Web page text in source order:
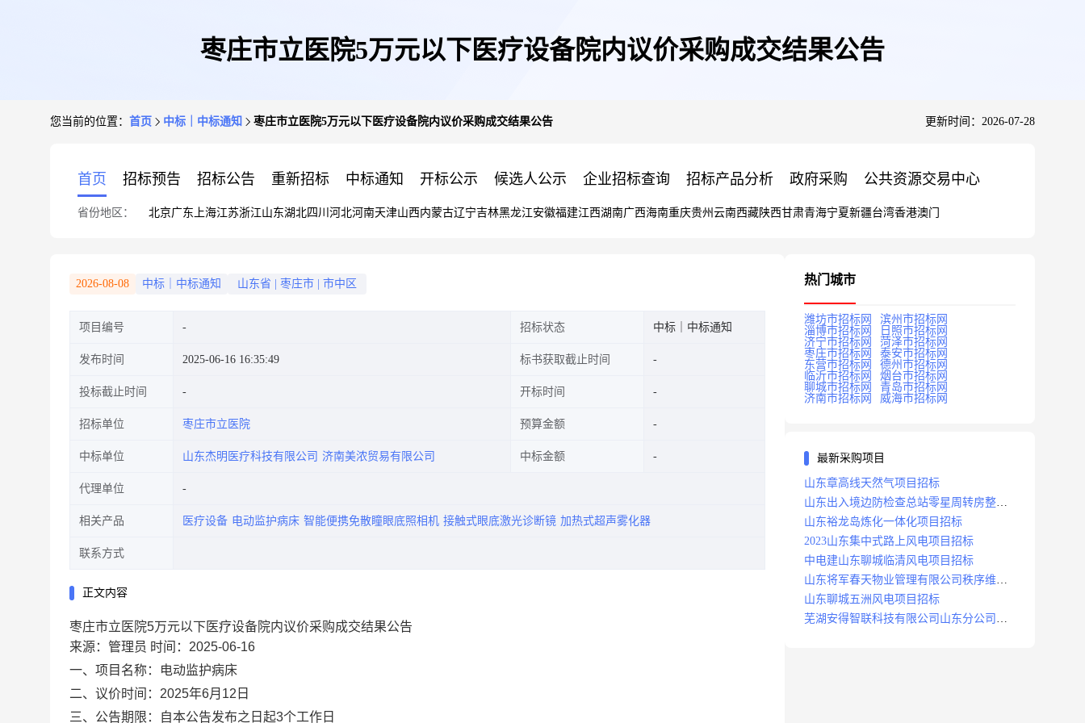
枣庄市立医院5万元以下医疗设备院内议价采购成交结果公告
您当前的位置： 首页 中标｜中标通知 枣庄市立医院5万元以下医疗设备院内议价采购成交结果公告 更新时间：2026-07-28
首页 招标预告 招标公告 重新招标 中标通知 开标公示 候选人公示 企业招标查询 招标产品分析 政府采购 公共资源交易中心
省份地区： 北京广东 上海江苏浙江山东湖北四川 河北河南天津山西内蒙古辽宁吉林黑龙江安徽福建江西湖南广西海南重庆贵州 云南西藏陕西甘肃青海宁夏新疆台湾香港澳门
2026-08-08 中标｜中标通知 山东省 枣庄市 市中区
项目编号 招标状态 中标｜中标通知
发布时间 2025-06-16 16:35:49 标书获取截止时间
投标截止时间 开标时间
招标单位 枣庄市立医院 预算金额
中标单位 山东杰明医疗科技有限公司 济南美浓贸易有限公司 中标金额
代理单位
相关产品 医疗设备 电动监护病床 智能便携免散瞳眼底照相机 接触式眼底激光诊断镜 加热式超声雾化器
联系方式
正文内容
枣庄市立医院5万元以下医疗设备院内议价采购成交结果公告
来源：管理员 时间：2025-06-16
一、项目名称：
电动监护病床
二、议价时间： 2025年6月12日
三、公告期限：
自本公告发布之日起3个工作日
热门城市
潍坊市招标网
滨州市招标网
淄博市招标网
日照市招标网
济宁市招标网
菏泽市招标网
枣庄市招标网
泰安市招标网
东营市招标网
德州市招标网
临沂市招标网
烟台市招标网
聊城市招标网
青岛市招标网
济南市招标网
威海市招标网
最新采购项目
山东章高线天然气项目招标
山东出入境边防检查总站零星周转房整修
项目招标中标
山东裕龙岛炼化一体化项目招标
2023山东集中式路上风电项目招标
中电建山东聊城临清风电项目招标
山东将军春天物业管理有限公司秩序维护
服务项目招标公告
山东聊城五洲风电项目招标
芜湖安得智联科技有限公司山东分公司济